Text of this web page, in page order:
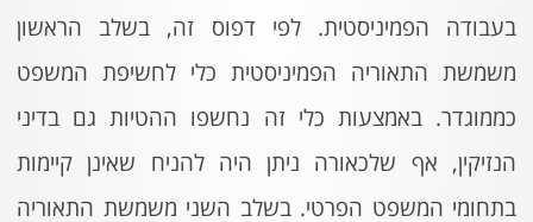
בעבודה הפמיניסטית. לפי דפוס זה, בשלב הראשון
משמשת התאוריה הפמיניסטית כלי לחשיפת המשפט
כממוגדר. באמצעות כלי זה נחשפו ההטיות גם בדיני
הנזיקין, אף שלכאורה ניתן היה להניח שאינן קיימות
בתחומי המשפט הפרטי. בשלב השני משמשת התאוריה